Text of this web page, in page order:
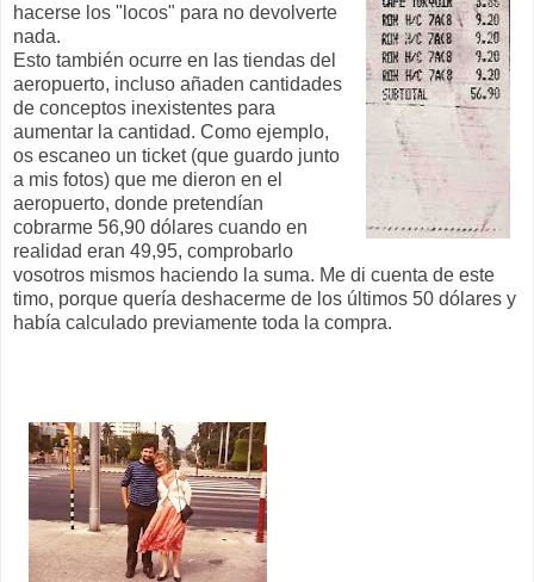
hacerse los "locos" para no devolverte
nada.
Esto también ocurre en las tiendas del
aeropuerto, incluso añaden cantidades
de conceptos inexistentes para
aumentar la cantidad. Como ejemplo,
os escaneo un ticket (que guardo junto
a mis fotos) que me dieron en el
aeropuerto, donde pretendían
cobrarme 56,90 dólares cuando en
realidad eran 49,95, comprobarlo
vosotros mismos haciendo la suma. Me di cuenta de este
timo, porque quería deshacerme de los últimos 50 dólares y
había calculado previamente toda la compra.